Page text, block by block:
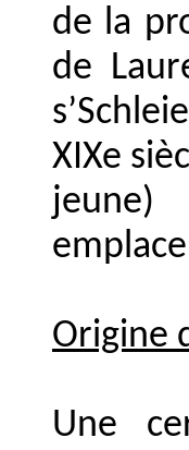
de la
de
XIXe
Origine
Une